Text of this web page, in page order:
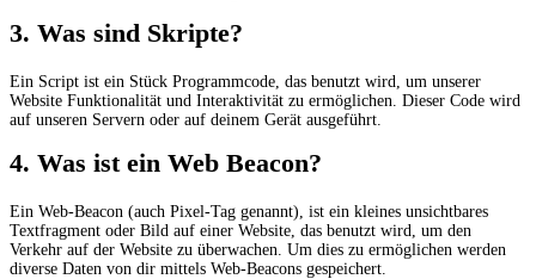
3. Was sind Skripte?
Ein Script ist ein Stück Programmcode, das benutzt wird, um unserer
Website Funktionalität und Interaktivität zu ermöglichen. Dieser Code wird
auf unseren Servern oder auf deinem Gerät ausgeführt.
4. Was ist ein Web Beacon?
Ein Web-Beacon (auch Pixel-Tag genannt), ist ein kleines unsichtbares
Textfragment oder Bild auf einer Website, das benutzt wird, um den
Verkehr auf der Website zu überwachen. Um dies zu ermöglichen werden
diverse Daten von dir mittels Web-Beacons gespeichert.